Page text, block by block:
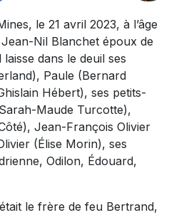
le 21 avril 2023, à l’âge
Nil Blanchet époux de
dans le deuil ses
Paule (Bernard
Hébert), ses petits-
Maude Turcotte),
Jean-François Olivier
(Élise Morin), ses
Odilon, Édouard,
le frère de feu Bertrand,